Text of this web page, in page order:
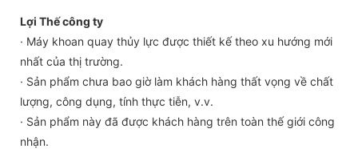
Lợi Thế công ty
· Máy khoan quay thủy lực được thiết kế theo xu hướng mới
nhất của thị trường.
· Sản phẩm chưa bao giờ làm khách hàng thất vọng về chất
lượng, công dụng, tính thực tiễn, v.v.
· Sản phẩm này đã được khách hàng trên toàn thế giới công
nhận.